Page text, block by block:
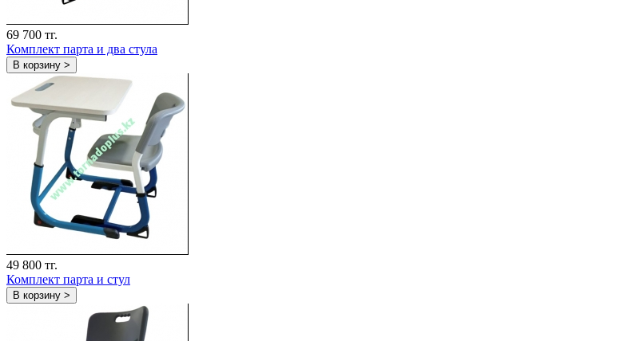
69 700 тг.
Комплект парта и два стула
В корзину >
49 800 тг.
Комплект парта и стул
В корзину >